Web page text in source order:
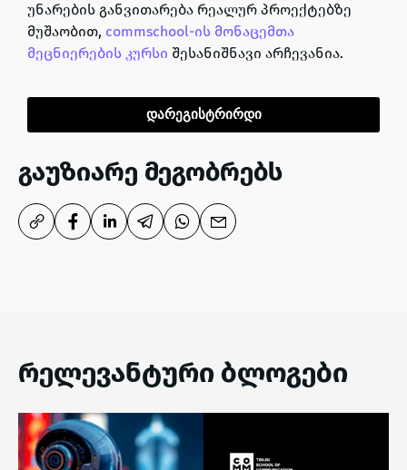
უნარების განვითარება რეალურ პროექტებზე
მუშაობით, сommschool-ის მონაცემთა
მეცნიერების კურსი შესანიშნავი არჩევანია.
დარეგისტრირდი
გაუზიარე მეგობრებს
რელევანტური ბლოგები